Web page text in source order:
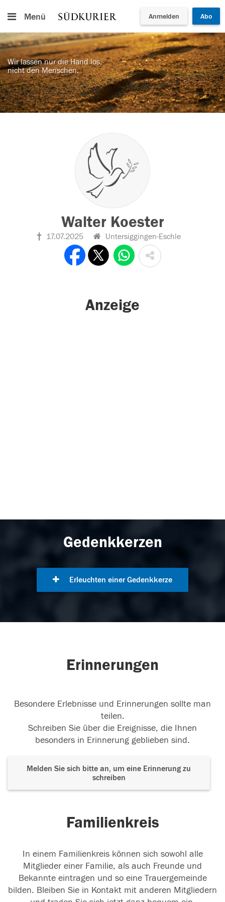
Menü Anmelden Abo
Wir lassen nur die Hand los,
nicht den Menschen.
Walter Koester
17.07.2025 Untersiggingen-Eschle
Anzeige
Gedenkkerzen
Erleuchten einer Gedenkkerze
Erinnerungen
Besondere Erlebnisse und Erinnerungen sollte man
teilen.
Schreiben Sie über die Ereignisse, die Ihnen
besonders in Erinnerung geblieben sind.
Melden Sie sich bitte an, um eine Erinnerung zu
schreiben
Familienkreis
In einem Familienkreis können sich sowohl alle
Mitglieder einer Familie, als auch Freunde und
Bekannte eintragen und so eine Trauergemeinde
bilden. Bleiben Sie in Kontakt mit anderen Mitgliedern